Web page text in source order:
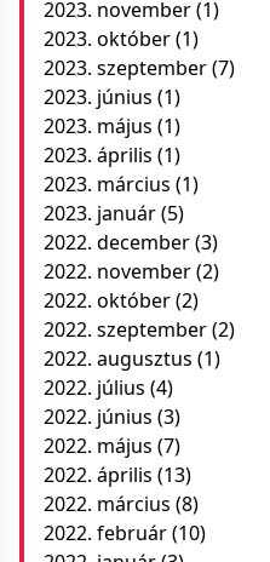
2023. november(1)
2023. október(1)
2023. szeptember(7)
2023. június (1)
2023. május (1)
2023. április (1)
2023. március (1)
2023. január(5)
2022. december(3)
2022. november(2)
2022. október(2)
2022. szeptember(2)
2022. augusztus (1)
2022. július (4)
2022. június (3)
2022. május (7)
2022. április (13)
2022. március (8)
2022. február(10)